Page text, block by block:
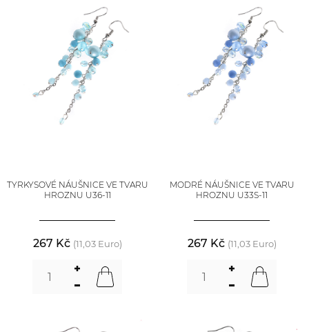
TYRKYSOVÉ NÁUŠNICE VE TVARU
HROZNU U36-11
267 Kč (11,03 Euro)
MODRÉ NÁUŠNICE VE TVARU
HROZNU U33S-11
267 Kč (11,03 Euro)